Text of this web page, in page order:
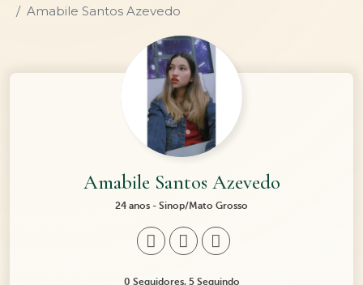
Amabile Santos Azevedo
Amabile Santos Azevedo
24 anos - Sinop/Mato Grosso
0 Seguidores, 5 Seguindo